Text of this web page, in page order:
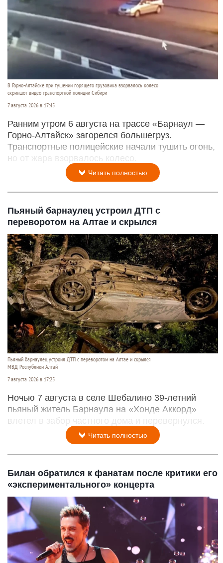
В Горно-Алтайске при тушении горящего грузовика взорвалось колесо
скриншот видео транспортной полиции Сибири
7 августа 2026 в 17:45
Ранним утром 6 августа на трассе «Барнаул —
Горно-Алтайск» загорелся большегруз.
Транспортные полицейские начали тушить огонь,
но от жара взорвалось колесо.
Читать полностью
Пьяный барнаулец устроил ДТП с
переворотом на Алтае и скрылся
Пьяный барнаулец устроил ДТП с переворотом на Алтае и скрылся
МВД Республики Алтай
7 августа 2026 в 17:25
Ночью 7 августа в селе Шебалино 39-летний
пьяный житель Барнаула на «Хонде Аккорд»
влетел в забор частного дома и перевернулся.
Читать полностью
Билан обратился к фанатам после критики его
«экспериментального» концерта